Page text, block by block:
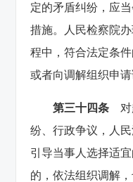
定的矛盾纠纷，应
措施。人民检察院
程中，符合法定条
或者向调解组织申
第三十四条 对
纷、行政争议，人
引导当事人选择适
的，依法组织调解